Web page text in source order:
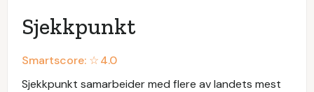
Sjekkpunkt
Smartscore: ☆4.0
Sjekkpunkt samarbeider med flere av landets mest